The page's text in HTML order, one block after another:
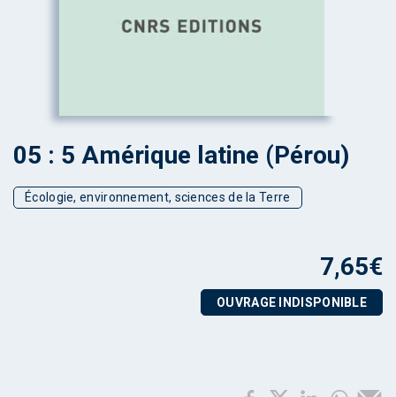
05 : 5 Amérique latine (Pérou)
Écologie, environnement, sciences de la Terre
7,65€
OUVRAGE INDISPONIBLE